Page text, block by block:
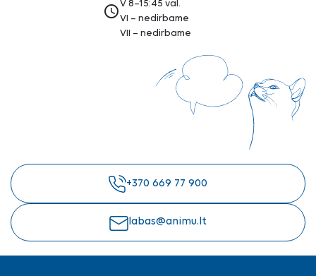
access_timeV 8–15:45 val.
VI – nedirbame
VII – nedirbame
+370 669 77 900
labas@animu.lt